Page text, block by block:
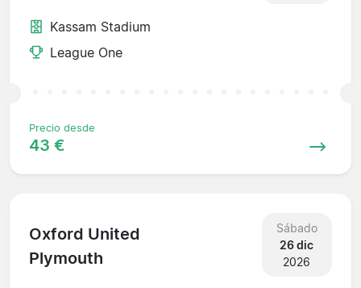
Kassam Stadium
League One
Precio desde
43 €
Oxford United
Plymouth
Sábado
26 dic
2026